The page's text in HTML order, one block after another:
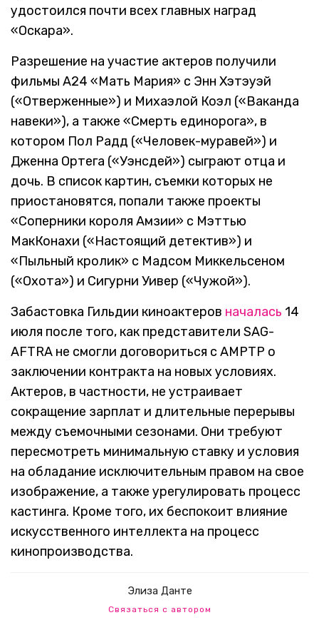
удостоился почти всех главных наград
«Оскара».
Разрешение на участие актеров получили
фильмы А24 «Мать Мария» с Энн Хэтэуэй
(«Отверженные») и Михаэлой Коэл («Ваканда
навеки»), а также «Смерть единорога», в
котором Пол Радд («Человек-муравей») и
Дженна Ортега («Уэнсдей») сыграют отца и
дочь. В список картин, съемки которых не
приостановятся, попали также проекты
«Соперники короля Амзии» с Мэттью
МакКонахи («Настоящий детектив») и
«Пыльный кролик» с Мадсом Миккельсеном
(«Охота») и Сигурни Уивер («Чужой»).
Забастовка Гильдии киноактеров началась 14
июля после того, как представители SAG-
AFTRA не смогли договориться с AMPTP о
заключении контракта на новых условиях.
Актеров, в частности, не устраивает
сокращение зарплат и длительные перерывы
между съемочными сезонами. Они требуют
пересмотреть минимальную ставку и условия
на обладание исключительным правом на свое
изображение, а также урегулировать процесс
кастинга. Кроме того, их беспокоит влияние
искусственного интеллекта на процесс
кинопроизводства.
Элиза Данте
Связаться с автором